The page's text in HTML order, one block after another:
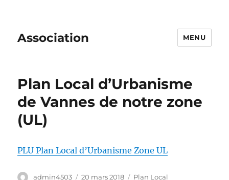
Association MENU
Plan Local d’Urbanisme
de Vannes de notre zone
(UL)
PLU Plan Local d’Urbanisme Zone UL
Auteur
admin4503
Publié
20 mars 2018 Catégories
Plan Local